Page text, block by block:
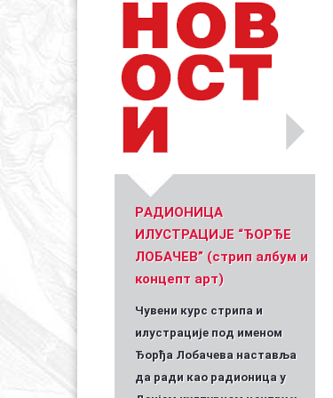
Уметник стрипа и духа Геза Шетет
(Биографија и стрипографија)
PАДИОНИЦА
ИЛУСТРАЦИЈЕ “ЂОРЂЕ
ЛОБАЧЕВ” (стрип албум и
концепт арт)
Чувени курс стрипа и
илустрације под именом
Ђорђа Лобачева наставља
да ради као радионица у